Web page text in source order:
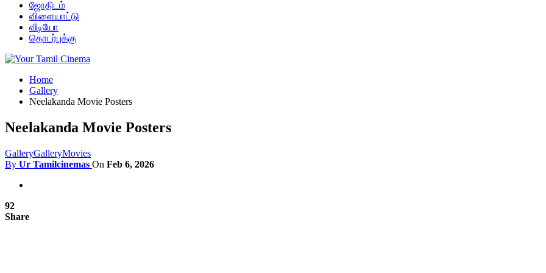
ஜோதிடம்
விளையாட்டு
வீடியோ
தொடர்புக்கு
Home
Gallery
Neelakanda Movie Posters
Neelakanda Movie Posters
GalleryGalleryMovies
By Ur Tamilcinemas On Feb 6, 2026
92
Share